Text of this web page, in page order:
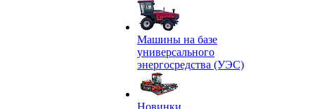
Машины на базе
универсального
энергосредства (УЭС)
Новинки